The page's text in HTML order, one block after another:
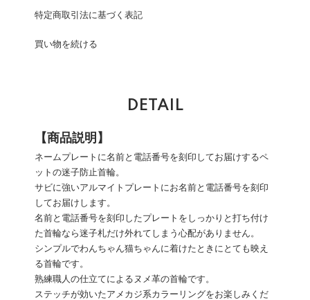
特定商取引法に基づく表記
買い物を続ける
DETAIL
【商品説明】
ネームプレートに名前と電話番号を刻印してお届けするペ
ットの迷子防止首輪。
サビに強いアルマイトプレートにお名前と電話番号を刻印
してお届けします。
名前と電話番号を刻印したプレートをしっかりと打ち付け
た首輪なら迷子札だけ外れてしまう心配がありません。
シンプルでわんちゃん猫ちゃんに着けたときにとても映え
る首輪です。
熟練職人の仕立てによるヌメ革の首輪です。
ステッチが効いたアメカジ系カラーリングをお楽しみくだ